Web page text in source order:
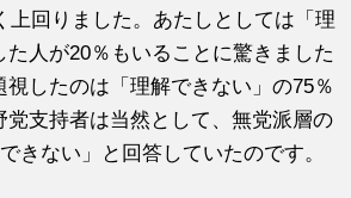
上回りました。あたしとしては「理
人が20％もいることに驚きました
視したのは「理解できない」の75％
党支持者は当然として、無党派層の
きない」と回答していたのです。